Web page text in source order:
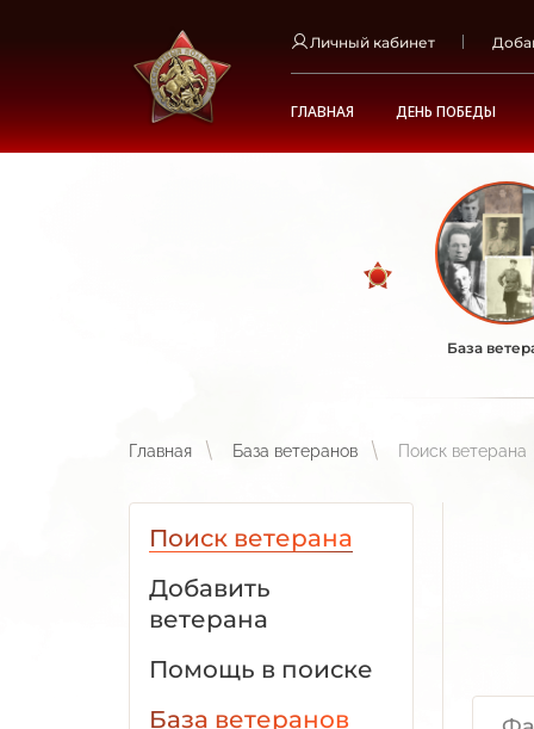
Личный кабинет
ГЛАВНАЯ ДЕНЬ ПОБЕДЫ
База
Главная База ветеранов Поиск ветерана
Поиск ветерана
Добавить
ветерана
Помощь в поиске
База ветеранов